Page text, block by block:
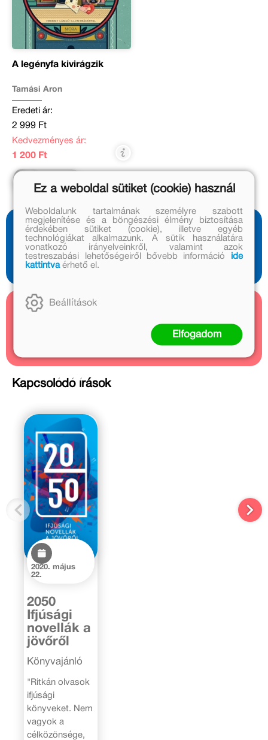
A legényfa kivirágzik
Tamási Áron
Eredeti ár:
2 999 Ft
Kedvezményes ár:
1 200 Ft
Olvass bele
1 előnézet
Kapcsolódó írások
2020. május
22.
2050
Ifjúsági
novellák a
jövőről
Könyvajánló
"Ritkán olvasok
ifjúsági
könyveket. Nem
vagyok a
célközönsége,
Ez a weboldal sütiket (cookie) használ
Weboldalunk tartalmának személyre szabott
megjelenítése és a böngészési élmény biztosítása
érdekében sütiket (cookie), illetve egyéb
technológiákat alkalmazunk. A sütik használatára
vonatkozó irányelveinkről, valamint azok
testreszabási lehetőségeiről bővebb információ
ide
kattintvaérhető el.
Beállítások
Elfogadom